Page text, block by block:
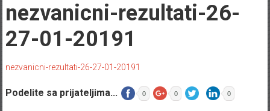
nezvanicni-rezultati-26-
27-01-20191
nezvanicni-rezultati-26-27-01-20191
Podelite sa prijateljima... 0 0 0